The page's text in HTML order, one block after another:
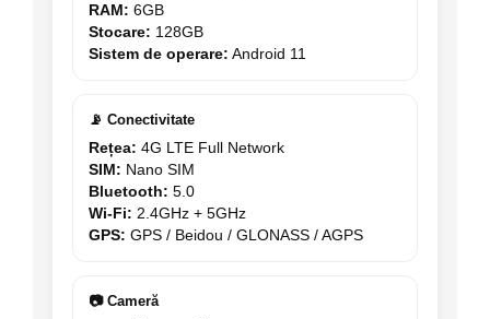
RAM: 6GB
Stocare: 128GB
Sistem de operare: Android 11
📡 Conectivitate
Rețea: 4G LTE Full Network
SIM: Nano SIM
Bluetooth: 5.0
Wi-Fi: 2.4GHz + 5GHz
GPS: GPS / Beidou / GLONASS / AGPS
📷 Cameră